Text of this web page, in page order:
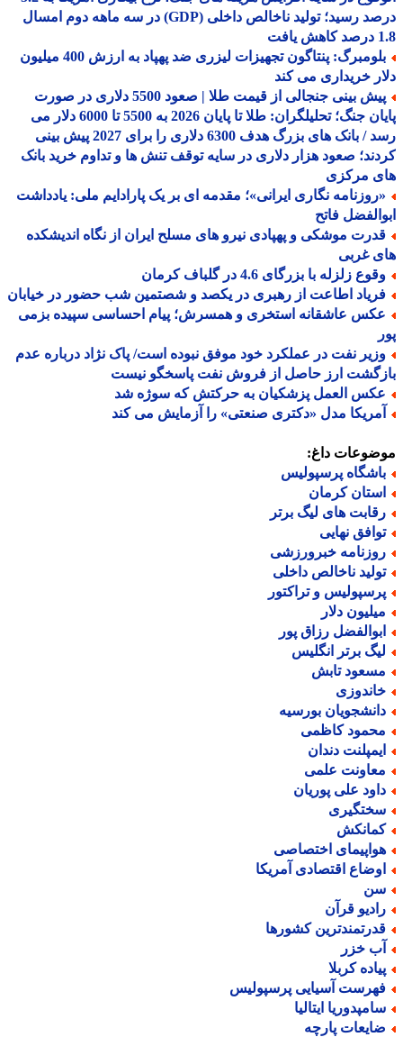
درصد رسید؛ تولید ناخالص داخلی (GDP) در سه ماهه دوم امسال
بلومبرگ: پنتاگون تجهیزات لیزری ضد پهپاد به ارزش 400 میلیون
خریداری می کند
پیش بینی جنجالی از قیمت طلا | صعود 5500 دلاری در صورت
پایان جنگ؛ تحلیلگران: طلا تا پایان 2026 به 5500 تا 6000 دلار می
رسد / بانک های بزرگ هدف 6300 دلاری را برای 2027 پیش بینی
صعود هزار دلاری در سایه توقف تنش ها و تداوم خرید بانک
مرکزی
نگاری ایرانی»؛ مقدمه ای بر یک پارادایم ملی: یادداشت
فاتح
موشکی و پهپادی نیرو های مسلح ایران از نگاه اندیشکده
غربی
زلزله با بزرگای 4.6 در گلباف کرمان
اطاعت از رهبری در یکصد و شصتمین شب حضور در خیابان
عاشقانه استخری و همسرش؛ پیام احساسی سپیده بزمی
نفت در عملکرد خود موفق نبوده است/ پاک نژاد درباره عدم
ارز حاصل از فروش نفت پاسخگو نیست
العمل پزشکیان به حرکتش که سوژه شد
مدل «دکتری صنعتی» را آزمایش می کند
داغ:
پرسپولیس
کرمان
های لیگ برتر
نهایی
خبرورزشی
ناخالص داخلی
و تراکتور
دلار
رزاق پور
برتر انگلیس
تابش
بورسیه
کاظمی
دندان
علمی
علی پوریان
اختصاصی
اقتصادی آمریکا
قرآن
کشورها
خزر
کربلا
آسیایی پرسپولیس
ایتالیا
پارچه